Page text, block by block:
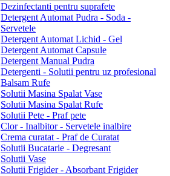
Dezinfectanti pentru suprafete
Detergent Automat Pudra - Soda -
Servetele
Detergent Automat Lichid - Gel
Detergent Automat Capsule
Detergent Manual Pudra
Detergenti - Solutii pentru uz profesional
Balsam Rufe
Solutii Masina Spalat Vase
Solutii Masina Spalat Rufe
Solutii Pete - Praf pete
Clor - Inalbitor - Servetele inalbire
Crema curatat - Praf de Curatat
Solutii Bucatarie - Degresant
Solutii Vase
Solutii Frigider - Absorbant Frigider